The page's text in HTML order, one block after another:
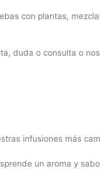
con plantas,
duda o consulta o
infusiones más
un aroma y